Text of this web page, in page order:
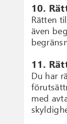
10.
Rätten
även
11.
Du har
med